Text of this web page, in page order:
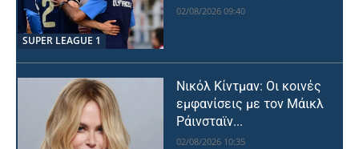
SUPER LEAGUE 1
02/08/2026 09:40
Νικόλ Κίντμαν: Οι κοινές
εμφανίσεις με τον Μάικλ
Ράινσταϊν...
02/08/2026 10:35